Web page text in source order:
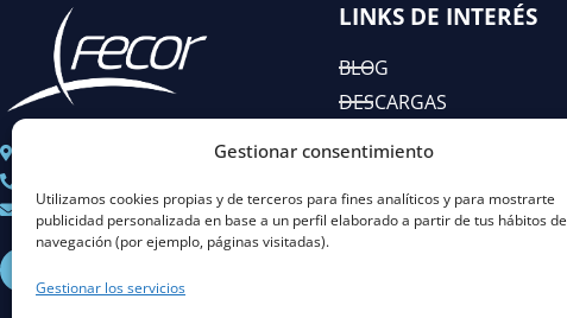
Gestionar consentimiento
Utilizamos cookies propias y de terceros para fines analíticos y para mostrarte
publicidad personalizada en base a un perfil elaborado a partir de tus hábitos de
navegación (por ejemplo, páginas visitadas).
Gestionar los servicios
C/ José Abascal n° 44, 1°
Coordinacion@fecor.es
I
s
Y
u
X
LINKS DE INTERÉS
BLOG
DESCARGAS